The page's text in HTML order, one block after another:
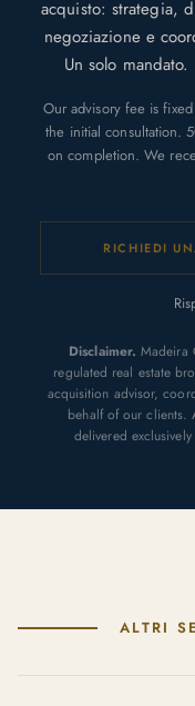
acquisto: strategia,
negoziazione e
Un solo
Our advisory fee is
the initial consultation.
on completion. We
RICHIEDI
Disclaimer. Madeira
regulated real estate
acquisition advisor,
behalf of our clients.
delivered
ALTRI